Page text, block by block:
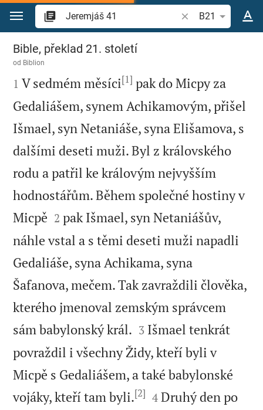
Přejít na obsah
Vyhledat biblický
B21
Jeremjáš 41
Bible, překlad 21. století
od Biblion

1 V sedmém měsíci[1] pak do Micpy za
Gedaliášem, synem Achikamovým, přišel
Išmael, syn Netaniáše, syna Elišamova, s
dalšími deseti muži. Byl z královského
rodu a patřil ke královým nejvyšším
hodnostářům. Během společné hostiny v
Micpě 

2 pak Išmael, syn Netaniášův,
náhle vstal a s těmi deseti muži napadli
Gedaliáše, syna Achikama, syna
Šafanova, mečem. Tak zavraždili člověka,
kterého jmenoval zemským správcem
sám babylonský král. 

3 Išmael tenkrát
povraždil i všechny Židy, kteří byli v
Micpě s Gedaliášem, a také babylonské
vojáky, kteří tam byli.[2] 

4 Druhý den po